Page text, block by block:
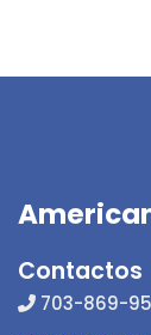
Contactos
703-869-